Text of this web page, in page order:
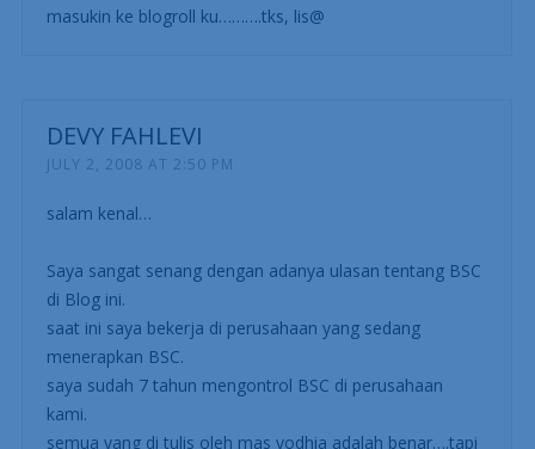
Hi kang Yodhia, cuma mau minta ijin, blog ini tak
masukin ke blogroll ku……….tks, lis@
DEVY FAHLEVI
JULY 2, 2008 AT 2:50 PM
salam kenal…
Saya sangat senang dengan adanya ulasan tentang BSC